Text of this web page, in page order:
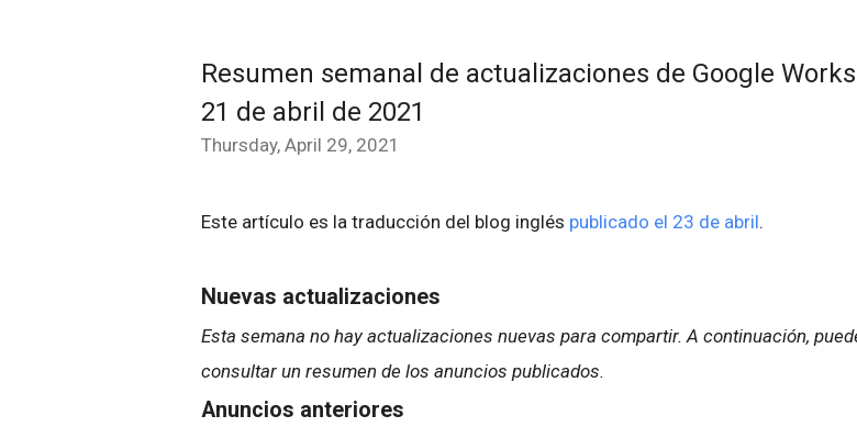
Resumen semanal de actualizaciones de Google
21 de abril de 2021
Thursday, April 29, 2021
Este artículo es la traducción del blog inglés publicado el 23 de abril.
Nuevas actualizaciones
Esta semana no hay actualizaciones nuevas para compartir. A continuación,
consultar un resumen de los anuncios publicados.
Anuncios anteriores